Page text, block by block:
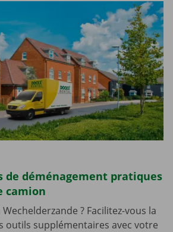
de déménagement pratiques
camion
? Facilitez-vous la
outils supplémentaires avec votre